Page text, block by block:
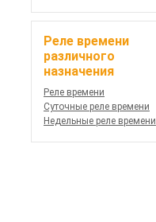
Реле времени
различного
назначения
Реле времени
Суточные реле времени
Недельные реле времени